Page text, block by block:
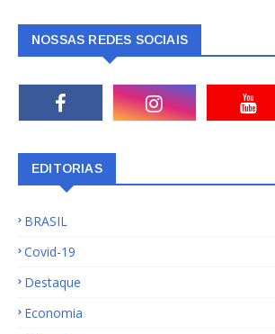
NOSSAS REDES SOCIAIS
EDITORIAS
BRASIL
Covid-19
Destaque
Economia